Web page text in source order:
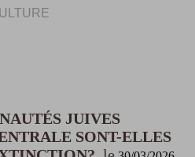
JUIVES
SONT-ELLES